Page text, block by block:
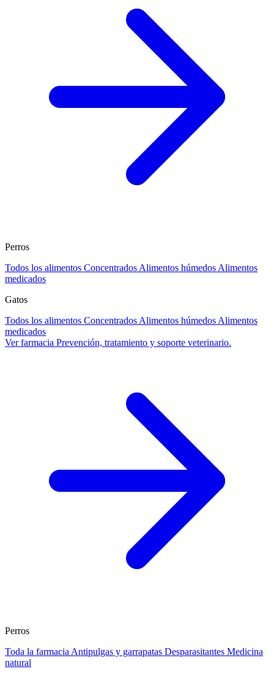
Perros
Todos los alimentos Concentrados Alimentos húmedos Alimentos
medicados
Gatos
Todos los alimentos Concentrados Alimentos húmedos Alimentos
medicados
Ver farmacia Prevención, tratamiento y soporte veterinario.
Perros
Toda la farmacia Antipulgas y garrapatas Desparasitantes Medicina
natural